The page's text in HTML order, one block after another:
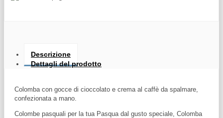
Descrizione
Dettagli del prodotto
Colomba con gocce di cioccolato e crema al caffè da spalmare,
confezionata a mano.
Colombe pasquali per la tua Pasqua dal gusto speciale, Colomba